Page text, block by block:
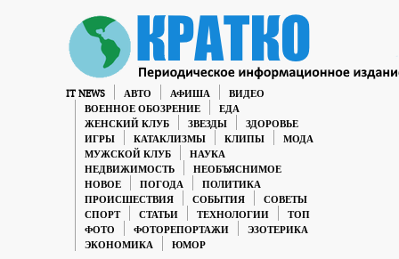
IT NEWS АВТО АФИША
ВИДЕО
ВОЕННОЕ ОБОЗРЕНИЕ
ЕДА
ЖЕНСКИЙ КЛУБ
ЗВЕЗДЫ
ЗДОРОВЬЕ
ИГРЫ
КАТАКЛИЗМЫ КЛИПЫ
МОДА
МУЖСКОЙ КЛУБ
НАУКА
НЕДВИЖИМОСТЬ
НЕОБЪЯСНИМОЕ
НОВОЕ
ПОГОДА
ПОЛИТИКА
ПРОИСШЕСТВИЯ
СОБЫТИЯ
СОВЕТЫ
СПОРТ
СТАТЬИ ТЕХНОЛОГИИ
ТОП
ФОТО
ФОТОРЕПОРТАЖИ
ЭЗОТЕРИКА
ЭКОНОМИКА
ЮМОР